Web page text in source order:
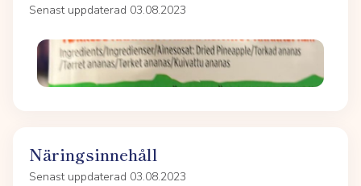
Senast uppdaterad 03.08.2023
Näringsinnehåll
Senast uppdaterad 03.08.2023